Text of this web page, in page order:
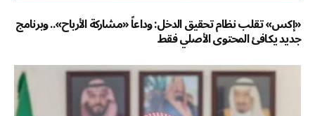
«إكس» تقلب نظام تحقيق الدخل: وداعاً «مشاركة الأرباح».. وبرنامج
جديد يكافئ المحتوى الأصلي فقط